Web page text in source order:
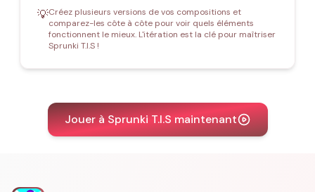
💡Créez plusieurs versions de vos compositions et
comparez-les côte à côte pour voir quels éléments
fonctionnent le mieux. L'itération est la clé pour maîtriser
Sprunki T.I.S !
Jouer à Sprunki T.I.S maintenant